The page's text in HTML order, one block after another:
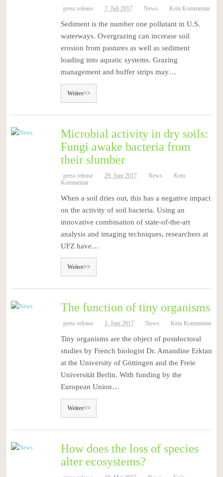
press release 7. Juli 2017 News Kein Kommentar
Sediment is the number one pollutant in U.S.
waterways. Overgrazing can increase soil
erosion from pastures as well as sediment
loading into aquatic systems. Grazing
management and buffer strips may…
Weiter>>
Microbial activity in dry soils:
Fungi awake bacteria from
their slumber
press release 29. Juni 2017 News
Kein
Kommentar
When a soil dries out, this has a negative impact
on the activity of soil bacteria. Using an
innovative combination of state-of-the-art
analysis and imaging techniques, researchers at
UFZ have…
Weiter>>
The function of tiny organisms
press release 1. Juni 2017 News Kein Kommentar
Tiny organisms are the object of postdoctoral
studies by French biologist Dr. Amandine Erktan
at the University of Göttingen and the Freie
Universität Berlin. With funding by the
European Union…
Weiter>>
How does the loss of species
alter ecosystems?